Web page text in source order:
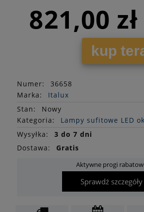
821,00 zł
kup
Numer:
36658
Marka:
Italux
Stan:
Nowy
Kategoria:
Lampy sufitowe LED
Wysyłka:
3 do 7 dni
Dostawa:
Gratis
Aktywne progi
Sprawdź szczegóły